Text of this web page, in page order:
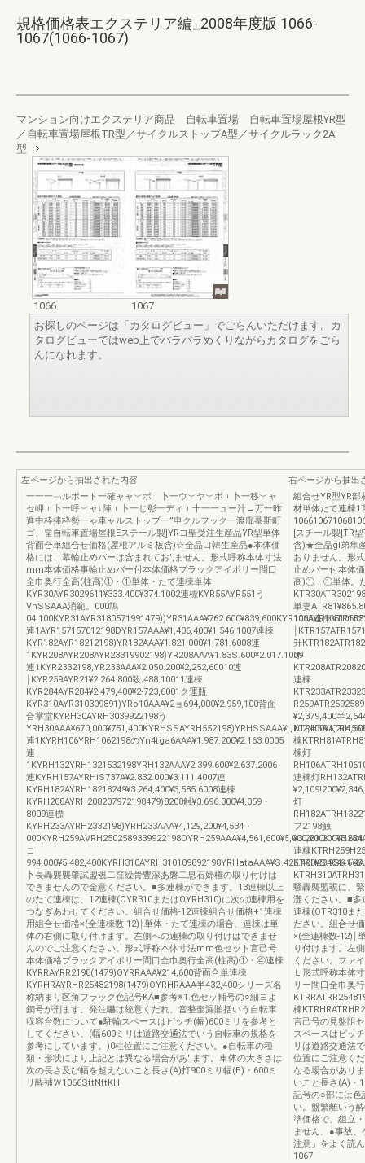
規格価格表エクステリア編_2008年度版 1066-
1067(1066-1067)
マンション向けエクステリア商品 自転車置場 自転車置場屋根YR型
／自転車置場屋根TR型／サイクルストップA型／サイクルラック2A
型
1066
1067
お探しのページは「カタログビュー」でごらんいただけます。カ
タログビューではweb上でパラパラめくりながらカタログをごら
んになれます。
左ページから抽出された内容
一一一﹁ルポート一確ャャ︶ポ︲卜一ウ︶ヤ︶ポ︲卜一移︶ャ
セ岬︲卜一呼︶ャ↓陣︲卜一じ彰一ディ︲十一一ュー汁→万一昨
進中枠捧枠勢一ゃ車ャルストップ一”申クルフック一渡廊驀斯町
ゴ、畠自転車置場屋根Eステール製]YRヨ聖受注生産品YR型単体
背面合単組合せ価格(屋根アルミ板含)☆全品口韓生産品●本体価
格には、幕輪止めバーは含まれてお',ません。形式呼称本体寸法
mm本体価格事輪止めバー付本体価格ブラックアイポリー間口
全巾奥行全高(柱高)①・①単体・たて連棟単体
KYR30AYR3029611¥333.400¥374.1002連標KYR55AYR551う
VnSSAAA消範。000鳩
連1AYR157157012198DYR157AAA¥1,406,400¥1,546,1007連棟
KYR182AYR18212198)YR182AAA¥1.821.000¥1,781.6008連
1KYR208AYR208AYR23319902198)YR208AAA¥1.83S.600¥2.017.1009
連1KYR2332198,YR233AAA¥2.050.200¥2,252,60010連
￨KYR259AYR21¥2.264.800殺.488.10011連棟
KYR284AYR284¥2,479,400¥2‐723,6001ク運瓶
KYR310AYR310309891)YRo10AAA¥2ョ694,000¥2.959,100背面
合掌堂KYRH30AYRH3039922198う
連1KYRH106YRH1062198のYn4tga6AAA¥1.987.200¥2.163.0005
連
1KYRH132YRH1321532198YRH132AAA¥2.399.600¥2.637.2006
連KYRH157AYRHiS737A¥2.832.000¥3.111.4007連
KYRH182AYRH18218249¥3.264,400¥3,585.6008連棟
KYRH208AYRH208207972198479)8208触¥3.696.300¥4,059・
8009連標
KYRH233AYRH2332198)YRH233AAA¥4,129,200¥4,534・
コ
994,000¥5,482,400KYRH310AYRH310109892198YRHataAAA¥S.426.460¥S.9S6.666
卜長轟襲襲肇試盟覗二窪繰骨豊深あ磐二息石婦権の取り付けは
できませんので金意ください。■多連棟ができます。13連棟以上
のたて連棟は、12連棟(OYR310またはOYRH310)に次の連棟用を
つなぎあわせてください。組合せ価格-12連棟組合せ価格+1連棟
用組合せ価格×(全連棟数-12)￨単体・たて連棟の場合、連棟は単
体の右側に取り付けます。左側への連棟の取り付けはできませ
んのでご注意ください。形式呼称本体寸法mm色セット言己号
本体価格ブラックアイポリー間口全巾奥行全高(柱高)①・④連棟
KYRRAYRR2198(1479)OYRRAAA¥214,600背面合単連棟
KYRHRAYRHR25482198(1479)OYRHRAAA半432,400シリーズ名
称納まり区角フラック色記号KA■参考※1.色セッ輔号の○細ヨよ
銅号が刑ます。発注嚇は統意くだれ、音整奎漏賄括いう自転車
収容台数について●駐輪スペースはビッチ(幅)600ミリを参考と
してください。(幅600ミリは道路交通法でいう自転車の規格を
参考にしています。)0柱位置にご注意ください。●自転車の種
類・形状により上記とは異なる場合があ',ます。車体の大きさは
次の長さ及び幅を超えないこと長さ(A)打900ミリ幅(B)・600ミ
リ酔補Ｗ1066SttNttKH
右ページから抽出
組合せYR型YR
材単体たて連棟1
[スチール製]TR
含)★全品gl弟隼
おりません。形
止めバー付本体
高)①・①単体。
単妻
1005連棟
￨
升
オ
連棟
¥2,379,400半
棟
棟灯
連棟灯
灯
フ2198触
連糠
騒轟襲盟覗に、
灘ください。■多
連棟(OTR310ま
ださい。組合せ
×(全連棟数-12)￨
り付けます。左
ください。ファ
Ｌ形式呼称本体
リー間口全巾奥
棟
言己号の見盤阻
スベースはピッ
リは道路交通法
位置にご注意く
なる場合があり
いこと長さ(A)・
記号の○部には色
い。盤繁離いう
準価格で、組立
ません。●事故
注意」をよく読
1067